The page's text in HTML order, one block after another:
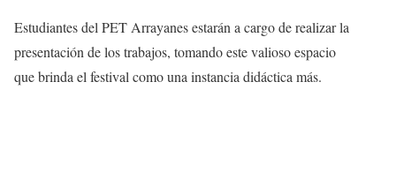
Estudiantes del PET Arrayanes estarán a cargo de realizar la
presentación de los trabajos, tomando este valioso espacio
que brinda el festival como una instancia didáctica más.